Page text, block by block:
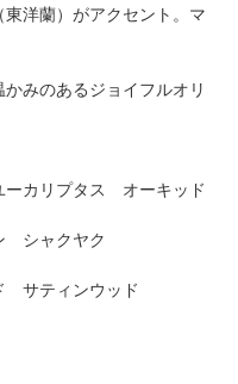
洋蘭）がアクセント。マ
みのあるジョイフルオリ
ーカリプタス オーキッド
シャクヤク
サティンウッド